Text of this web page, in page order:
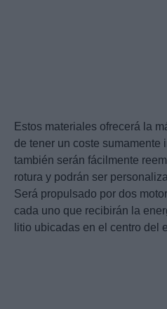
Estos materiales ofrecerá la
de tener un coste sumamente
también serán fácilmente
rotura y podrán ser
Será propulsado por dos
cada uno que recibirán la
litio ubicadas en el centro del